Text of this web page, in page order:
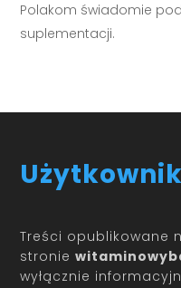
Polakom świadomie
suplementacji.
Treści opublikowane
stronie
wyłącznie